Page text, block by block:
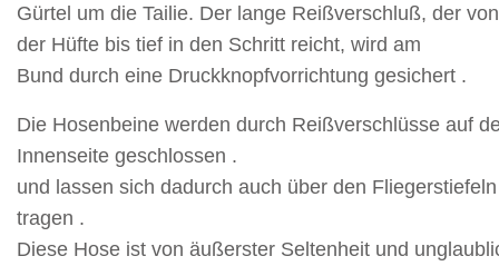
Gürtel um die Tailie. Der lange Reißverschluß, der von
der Hüfte bis tief in den Schritt reicht, wird am
Bund durch eine Druckknopfvorrichtung gesichert .
Die Hosenbeine werden durch Reißverschlüsse auf
Innenseite geschlossen .
und lassen sich dadurch auch über den Fliegerstiefeln
tragen .
Diese Hose ist von äußerster Seltenheit und